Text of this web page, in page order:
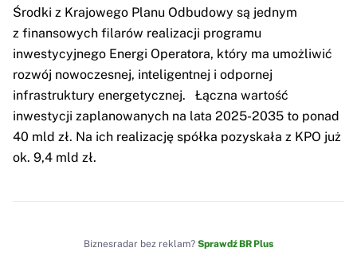
Środki z Krajowego Planu Odbudowy są jednym
z finansowych filarów realizacji programu
inwestycyjnego Energi Operatora, który ma umożliwić
rozwój nowoczesnej, inteligentnej i odpornej
infrastruktury energetycznej. Łączna wartość
inwestycji zaplanowanych na lata 2025-2035 to ponad
40 mld zł. Na ich realizację spółka pozyskała z KPO już
ok. 9,4 mld zł.
Biznesradar bez reklam? Sprawdź BR Plus